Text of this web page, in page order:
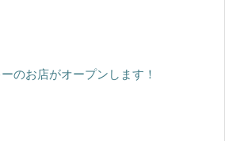
のお店がオープンします！